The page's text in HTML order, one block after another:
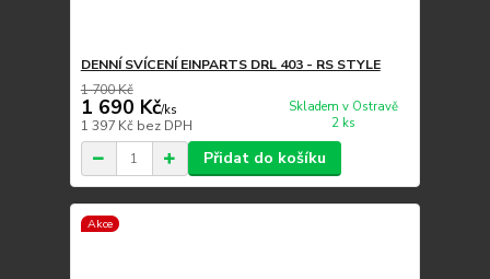
DENNÍ SVÍCENÍ EINPARTS DRL 403 - RS STYLE
1 700 Kč
1 690 Kč/ks
1 397 Kč bez DPH
Skladem v Ostravě
2 ks
Přidat do košíku
Akce